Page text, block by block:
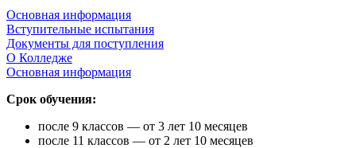
Основная информация
Вступительные испытания
Документы для поступления
О Колледже
Основная информация
Срок обучения:
после 9 классов — от 3 лет 10 месяцев
после 11 классов — от 2 лет 10 месяцев